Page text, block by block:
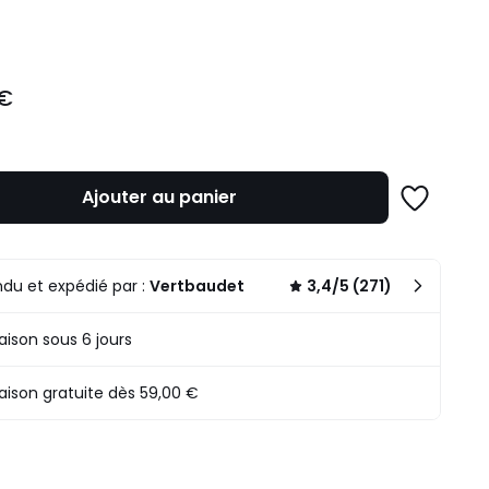
Ajouter au panier
Ajouter
et expédié par :Vertbaudet 3,4/5 (271)
sous 6 jours
gratuite dès 59,00 €